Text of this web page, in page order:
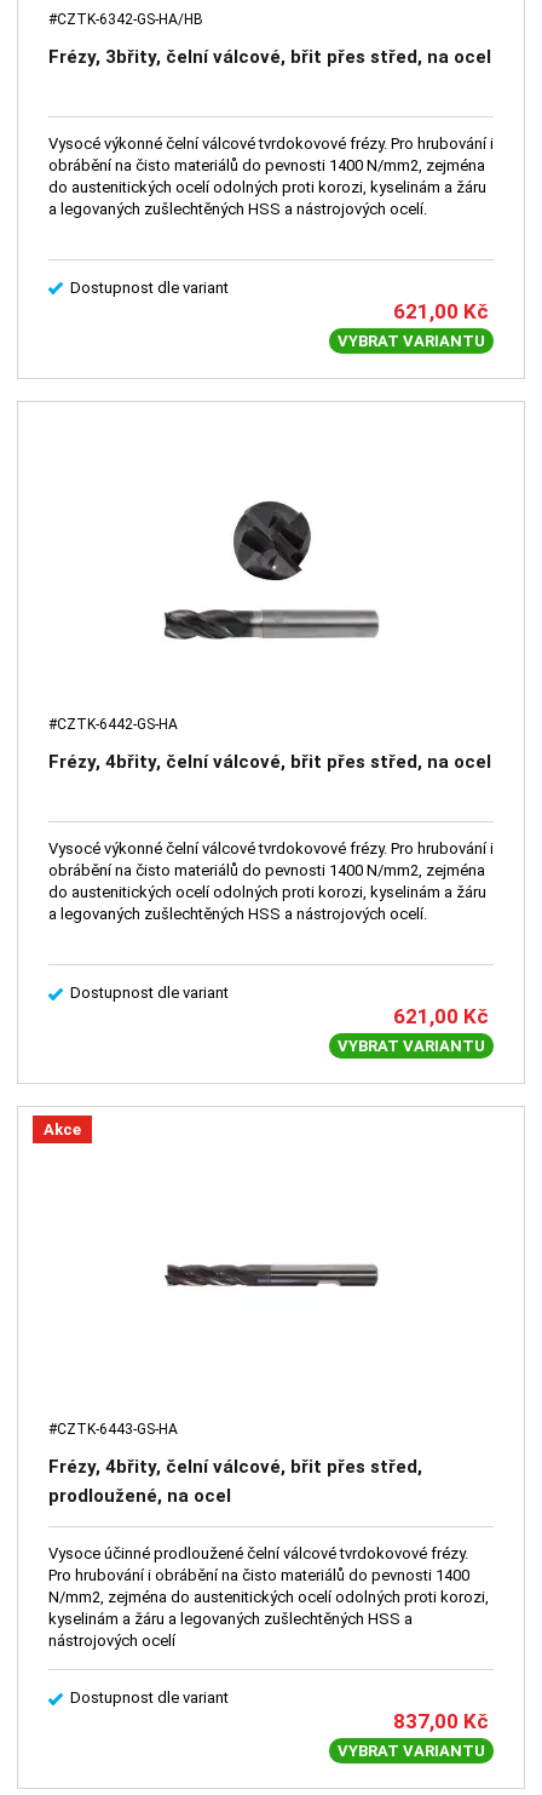
#CZTK-6342-GS-HA/HB
Frézy, 3břity, čelní válcové, břit přes střed, na ocel
Vysocé výkonné čelní válcové tvrdokovové frézy. Pro hrubování i
obrábění na čisto materiálů do pevnosti 1400 N/mm2, zejména
do austenitických ocelí odolných proti korozi, kyselinám a žáru
a legovaných zušlechtěných HSS a nástrojových ocelí.
Dostupnost dle variant
621,00 Kč
VYBRAT VARIANTU
#CZTK-6442-GS-HA
Frézy, 4břity, čelní válcové, břit přes střed, na ocel
Vysocé výkonné čelní válcové tvrdokovové frézy. Pro hrubování i
obrábění na čisto materiálů do pevnosti 1400 N/mm2, zejména
do austenitických ocelí odolných proti korozi, kyselinám a žáru
a legovaných zušlechtěných HSS a nástrojových ocelí.
Dostupnost dle variant
621,00 Kč
VYBRAT VARIANTU
Akce
#CZTK-6443-GS-HA
Frézy, 4břity, čelní válcové, břit přes střed,
prodloužené, na ocel
Vysoce účinné prodloužené čelní válcové tvrdokovové frézy.
Pro hrubování i obrábění na čisto materiálů do pevnosti 1400
N/mm2, zejména do austenitických ocelí odolných proti korozi,
kyselinám a žáru a legovaných zušlechtěných HSS a
nástrojových ocelí
Dostupnost dle variant
837,00 Kč
VYBRAT VARIANTU